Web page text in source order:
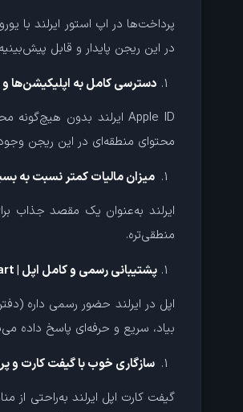
در این ریجن پایدار و قابل
دسترسی کامل به
محتوای منطقه‌ای در این ریجن وجود
میزان مالیات کمتر نسبت به
ایرلند به‌عنوان یک مقصد جذاب
منطقی‌تره.
پشتیبانی رسمی و کامل اپل | Gifkart
بیاد، سریع و حرفه‌ای پاسخ داده
سازگاری خوب با گیفت کارت و
گیفت کارت اپل ایرلند به‌راحتی از